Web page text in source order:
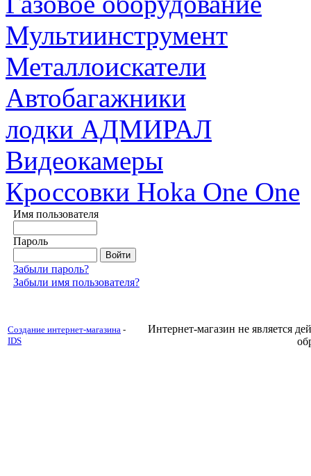
Мультиинструмент
Металлоискатели
Автобагажники
лодки АДМИРАЛ
Видеокамеры
Кроссовки Hoka One One
Имя пользователя
Пароль
Забыли пароль?
Забыли имя пользователя?
Создание интернет-магазина -
IDS
Интернет-магазин не является